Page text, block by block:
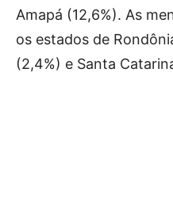
Amapá (12,6%). As
os estados de
(2,4%) e Santa